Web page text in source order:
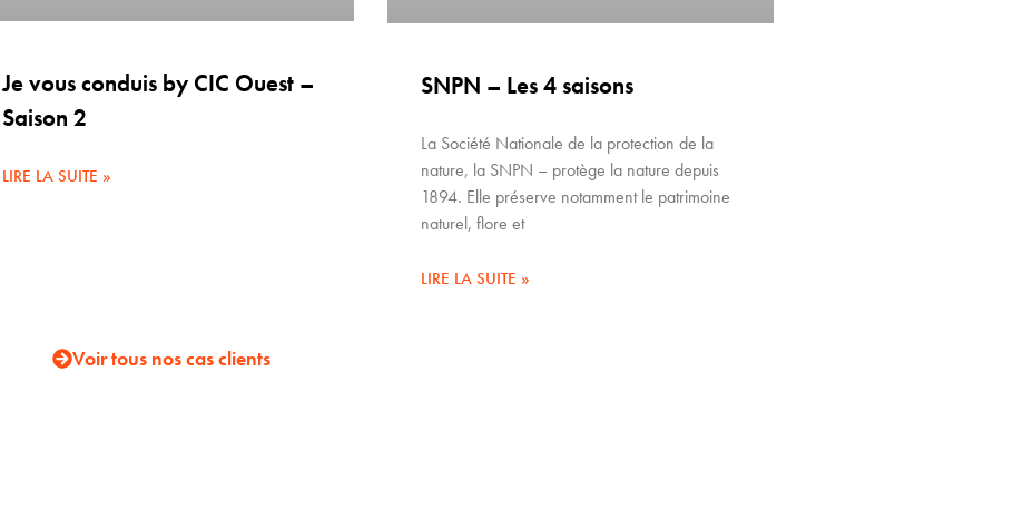
Je vous conduis by CIC Ouest –
Saison 2
LIRE LA SUITE »
SNPN – Les 4 saisons
La Société Nationale de la protection de la
nature, la SNPN – protège la nature depuis
1894. Elle préserve notamment le patrimoine
naturel, flore et
LIRE LA SUITE »
Voir tous nos cas clients